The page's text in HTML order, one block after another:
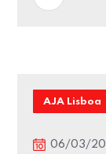
AJA Lisboa
06/03/